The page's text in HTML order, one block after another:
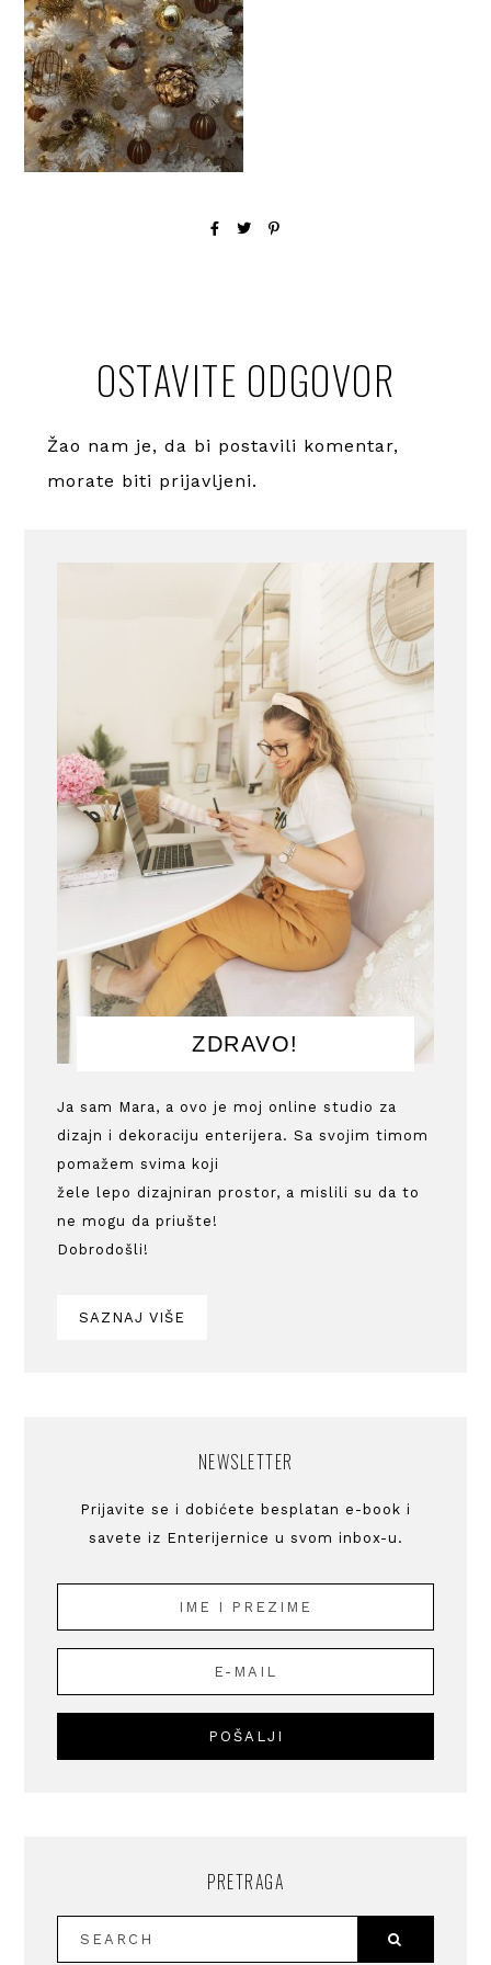
OSTAVITE ODGOVOR
Žao nam je, da bi postavili komentar,
morate biti prijavljeni.
ZDRAVO!
Ja sam Mara, a ovo je moj online studio za
dizajn i dekoraciju enterijera. Sa svojim timom
pomažem svima koji
žele lepo dizajniran prostor, a mislili su da to
ne mogu da priušte!
Dobrodošli!
SAZNAJ VIŠE
NEWSLETTER
Prijavite se i dobićete besplatan e-book i
savete iz Enterijernice u svom inbox-u.
PRETRAGA